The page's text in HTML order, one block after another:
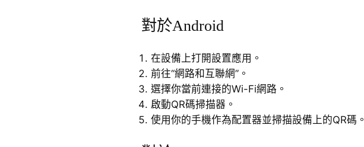
對於Android
在設備上打開設置應用。
前往“網路和互聯網”。
選擇你當前連接的Wi-Fi網路。
啟動QR碼掃描器。
使用你的手機作為配置器並掃描設備上的QR碼。